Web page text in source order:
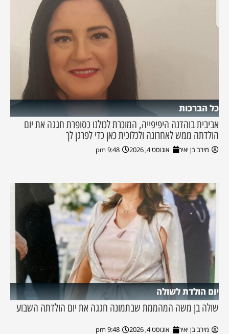
כל הברכות
אביבית בוהדנה היפיפייה, המוכרת לכולנו כסופרת חגגה את יום
הולדתה ממש לאחרונה ולכלוכית כאן כדי לפרגן לך
מירב בן יאיר אוגוסט 4, 2026 9:48 pm
יום הולדת לשולה
שולה בן משה המהממת שבתמונה חגגה את יום הולדתה השבוע
מירב בן יאיר אוגוסט 4, 2026 9:48 pm